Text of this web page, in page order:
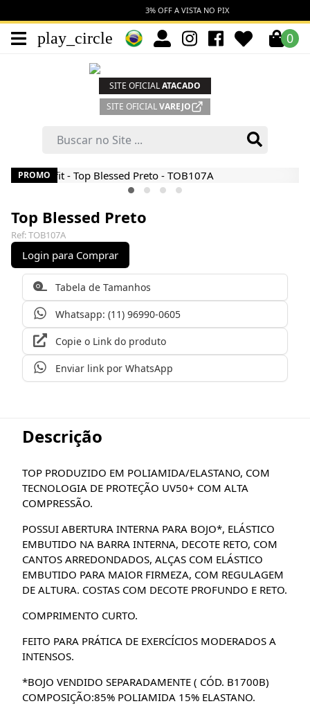
3% OFF A VISTA NO PIX
play_circle 0
SITE OFICIALATACADO
SITE OFICIALVAREJO
PROMO
Top Blessed Preto
Ref: TOB107A
Login para Comprar
Tabela de Tamanhos
Whatsapp: (11) 96990-0605
Copie o Link do produto
Enviar link por WhatsApp
Descrição
TOP PRODUZIDO EM POLIAMIDA/ELASTANO, COM
TECNOLOGIA DE PROTEÇÃO UV50+ COM ALTA
COMPRESSÃO.
POSSUI ABERTURA INTERNA PARA BOJO*, ELÁSTICO
EMBUTIDO NA BARRA INTERNA, DECOTE RETO, COM
CANTOS ARREDONDADOS, ALÇAS COM ELÁSTICO
EMBUTIDO PARA MAIOR FIRMEZA, COM REGULAGEM
DE ALTURA. COSTAS COM DECOTE PROFUNDO E RETO.
COMPRIMENTO CURTO.
FEITO PARA PRÁTICA DE EXERCÍCIOS MODERADOS A
INTENSOS.
*BOJO VENDIDO SEPARADAMENTE ( CÓD. B1700B)
COMPOSIÇÃO:85% POLIAMIDA 15% ELASTANO.